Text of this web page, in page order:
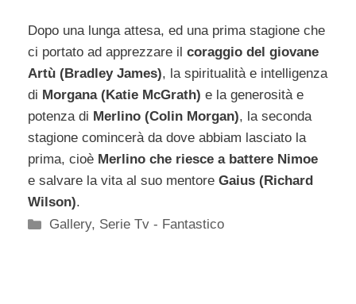
Dopo una lunga attesa, ed una prima stagione che
ci portato ad apprezzare il coraggio del giovane
Artù (Bradley James), la spiritualità e intelligenza
di Morgana (Katie McGrath) e la generosità e
potenza di Merlino (Colin Morgan), la seconda
stagione comincerà da dove abbiam lasciato la
prima, cioè Merlino che riesce a battere Nimoe
e salvare la vita al suo mentore Gaius (Richard
Wilson).
Categorie
Gallery, Serie Tv - Fantastico